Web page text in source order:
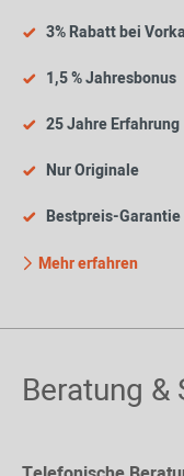
3% Rabatt bei
1,5 % Jahresbonus
25 Jahre Erfahrung
Nur Originale
Bestpreis-Garantie
Mehr erfahren
Beratung &